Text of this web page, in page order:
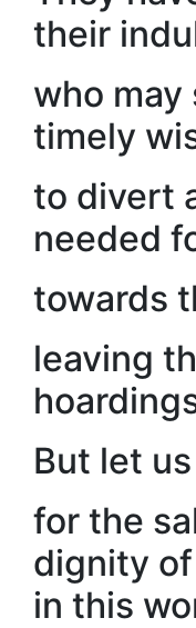
their
who may
timely
to divert
needed
towards
leaving
But let
for the
dignity
in this